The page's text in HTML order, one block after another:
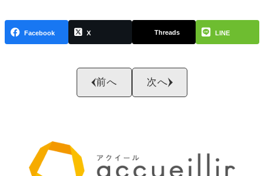
Facebook X Threads LINE
前へ 次へ